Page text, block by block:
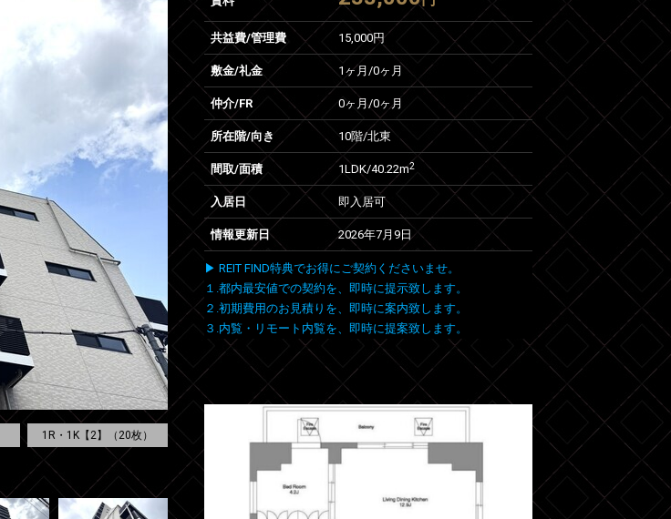
1R・1K【2】（20枚）
共益費/管理費 15,000円
敷金/礼金 1ヶ月 /0ヶ月
仲介/FR 0ヶ月/0ヶ月
所在階/向き 10階/北東
間取/面積 1LDK/40.22m2
入居日 即入居可
情報更新日 2026年7月9日
▶ REIT FIND特典でお得にご契約くださいませ。
１.都内最安値での契約を、即時に提示致します。
２.初期費用のお見積りを、即時に案内致します。
３.内覧・リモート内覧を、即時に提案致します。